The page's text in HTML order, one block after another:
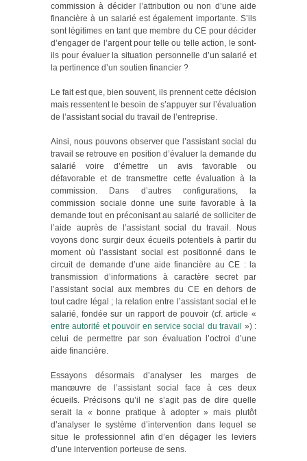
commission à décider l’attribution ou non d’une aide
financière à un salarié est également importante. S’ils
sont légitimes en tant que membre du CE pour décider
d’engager de l’argent pour telle ou telle action, le sont-
ils pour évaluer la situation personnelle d’un salarié et
la pertinence d’un soutien financier ?
Le fait est que, bien souvent, ils prennent cette décision
mais ressentent le besoin de s’appuyer sur l’évaluation
de l’assistant social du travail de l’entreprise.
Ainsi, nous pouvons observer que l’assistant social du
travail se retrouve en position d’évaluer la demande du
salarié voire d’émettre un avis favorable ou
défavorable et de transmettre cette évaluation à la
commission. Dans d’autres configurations, la
commission sociale donne une suite favorable à la
demande tout en préconisant au salarié de solliciter de
l’aide auprès de l’assistant social du travail. Nous
voyons donc surgir deux écueils potentiels à partir du
moment où l’assistant social est positionné dans le
circuit de demande d’une aide financière au CE : la
transmission d’informations à caractère secret par
l’assistant social aux membres du CE en dehors de
tout cadre légal ; la relation entre l’assistant social et le
salarié, fondée sur un rapport de pouvoir (cf. article «
entre autorité et pouvoir en service social du travail ») :
celui de permettre par son évaluation l’octroi d’une
aide financière.
Essayons désormais d’analyser les marges de
manœuvre de l’assistant social face à ces deux
écueils. Précisons qu’il ne s’agit pas de dire quelle
serait la « bonne pratique à adopter » mais plutôt
d’analyser le système d’intervention dans lequel se
situe le professionnel afin d’en dégager les leviers
d’une intervention porteuse de sens.